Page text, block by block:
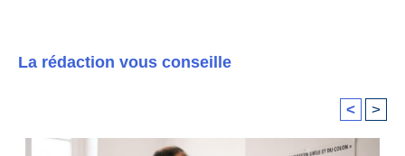
La rédaction vous conseille
< >